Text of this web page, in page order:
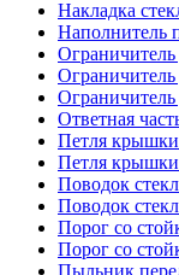
Накладка
Наполнитель
Ограничитель
Ограничитель
Ответная
Петля крышки
Петля
Поводок
Поводок
Порог со
Порог со
Пыльник